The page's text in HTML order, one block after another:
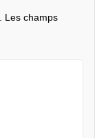
Les champs